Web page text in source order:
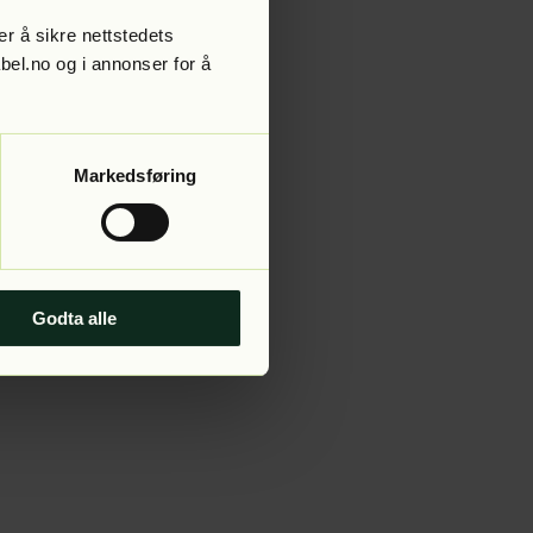
å sikre nettstedets
og i annonser for å
Markedsføring
Godta alle